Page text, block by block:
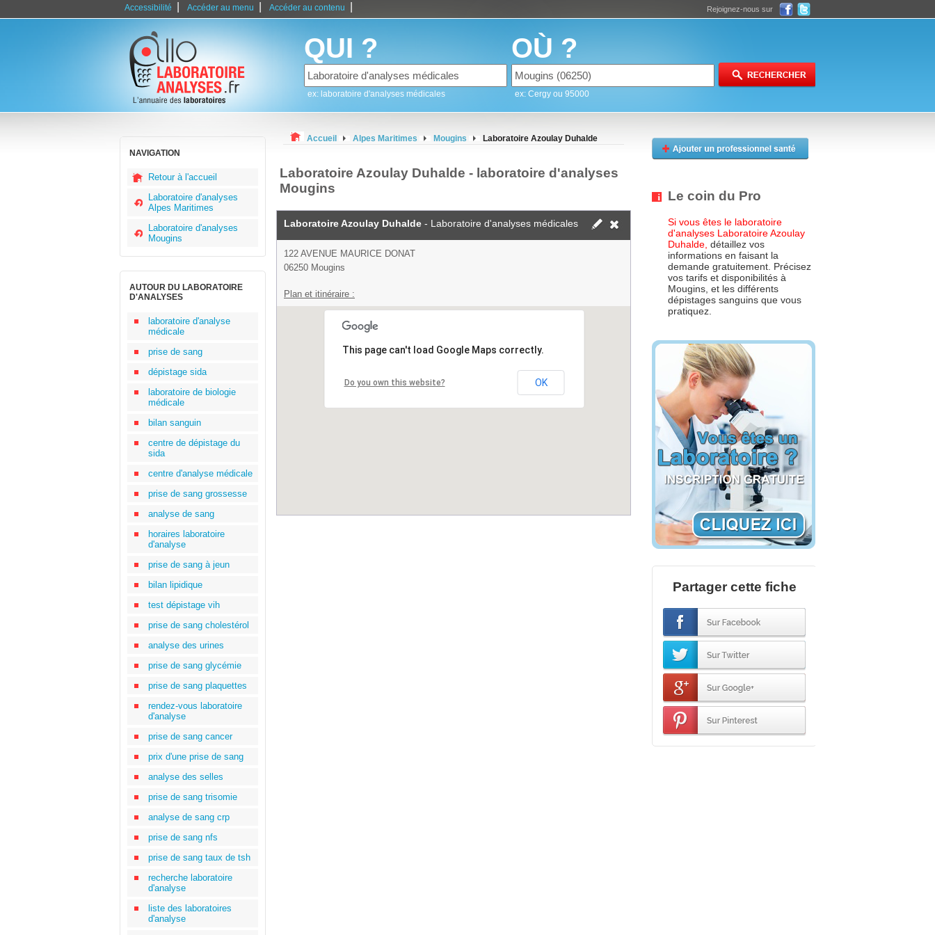
Accessibilité Accéder au menu Accéder au contenu Rejoignez-nous sur
QUI ?
ex: laboratoire d'analyses médicales
OÙ ?
ex: Cergy ou 95000
NAVIGATION
Retour à l'accueil
Laboratoire d'analyses
Alpes Maritimes
Laboratoire d'analyses
Mougins
AUTOUR DU LABORATOIRE
D'ANALYSES
laboratoire d'analyse
médicale
prise de sang
dépistage sida
laboratoire de biologie
médicale
bilan sanguin
centre de dépistage du
sida
centre d'analyse médicale
prise de sang grossesse
analyse de sang
horaires laboratoire
d'analyse
prise de sang à jeun
bilan lipidique
test dépistage vih
prise de sang cholestérol
analyse des urines
prise de sang glycémie
prise de sang plaquettes
rendez-vous laboratoire
d'analyse
prise de sang cancer
prix d'une prise de sang
analyse des selles
prise de sang trisomie
analyse de sang crp
prise de sang nfs
prise de sang taux de tsh
recherche laboratoire
d'analyse
liste des laboratoires
d'analyse
Accueil Alpes Maritimes Mougins Laboratoire Azoulay Duhalde
Laboratoire Azoulay Duhalde - laboratoire d'analyses
Mougins
Laboratoire Azoulay Duhalde - Laboratoire d'analyses médicales
122 AVENUE MAURICE DONAT
06250 Mougins
Plan et itinéraire :
This page can't load Google Maps correctly.
Do you own this website? OK
Le coin du Pro
Si vous êtes le laboratoire
d'analyses Laboratoire Azoulay
Duhalde, détaillez vos
informations en faisant la
demande gratuitement. Précisez
vos tarifs et disponibilités à
Mougins, et les différents
dépistages sanguins que vous
pratiquez.
Partager cette fiche